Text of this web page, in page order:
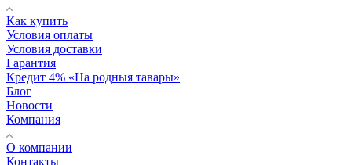
Как купить
Условия оплаты
Условия доставки
Гарантия
Кредит 4% «На родныя тавары»
Блог
Новости
Компания
О компании
Контакты